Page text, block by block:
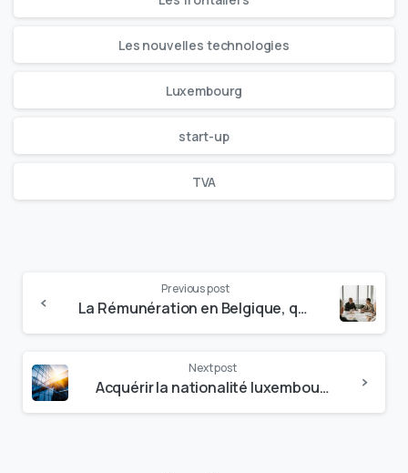
Les nouvelles technologies
Luxembourg
start-up
TVA
Previous post
La Rémunération en Belgique, quelles spécificités concernant les employeurs et les salariés ?
Next post
Acquérir la nationalité luxembourgeoise, quelles conséquences, quelles possibilités ?